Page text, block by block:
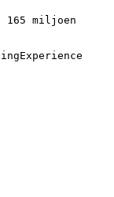
165 miljoen